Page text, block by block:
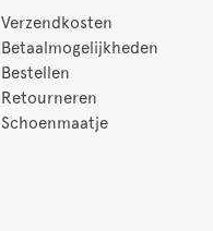
Verzendkosten
Betaalmogelijkheden
Bestellen
Retourneren
Schoenmaatje